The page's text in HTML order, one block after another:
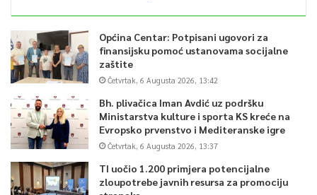
Općina Centar: Potpisani ugovori za
finansijsku pomoć ustanovama socijalne
zaštite
Četvrtak, 6 Augusta 2026, 13:42
Bh. plivačica Iman Avdić uz podršku
Ministarstva kulture i sporta KS kreće na
Evropsko prvenstvo i Mediteranske igre
Četvrtak, 6 Augusta 2026, 13:37
TI uočio 1.200 primjera potencijalne
zloupotrebe javnih resursa za promociju